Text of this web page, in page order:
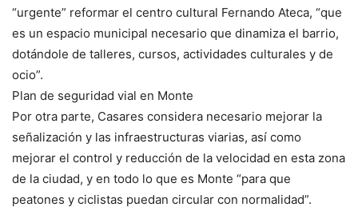
“urgente” reformar el centro cultural Fernando Ateca, “que
es un espacio municipal necesario que dinamiza el barrio,
dotándole de talleres, cursos, actividades culturales y de
ocio”.
Plan de seguridad vial en Monte
Por otra parte, Casares considera necesario mejorar la
señalización y las infraestructuras viarias, así como
mejorar el control y reducción de la velocidad en esta zona
de la ciudad, y en todo lo que es Monte “para que
peatones y ciclistas puedan circular con normalidad”.